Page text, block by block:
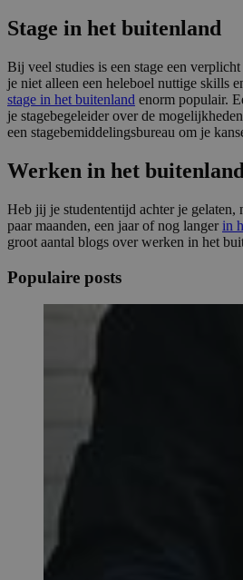
Stage in het buitenland
Bij veel studies is een stage een
je niet alleen een heleboel nuttige skills
stage in het buitenland enorm populair.
je stagebegeleider over de
een stagebemiddelingsbureau om je
Werken in het buitenland
Heb jij je studententijd achter je
paar maanden, een jaar of nog langer in
groot aantal blogs over werken in het
Populaire posts